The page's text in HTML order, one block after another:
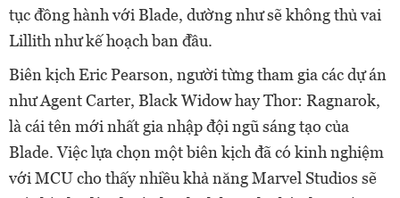
tục đồng hành với Blade, dường như sẽ không thủ vai
Lillith như kế hoạch ban đầu.
Biên kịch Eric Pearson, người từng tham gia các dự án
như Agent Carter, Black Widow hay Thor: Ragnarok,
là cái tên mới nhất gia nhập đội ngũ sáng tạo của
Blade. Việc lựa chọn một biên kịch đã có kinh nghiệm
với MCU cho thấy nhiều khả năng Marvel Studios sẽ